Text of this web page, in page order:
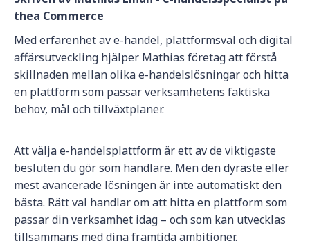
thea Commerce
Med erfarenhet av e-handel, plattformsval och digital
affärsutveckling hjälper Mathias företag att förstå
skillnaden mellan olika e-handelslösningar och hitta
en plattform som passar verksamhetens faktiska
behov, mål och tillväxtplaner.
Att välja e-handelsplattform är ett av de viktigaste
besluten du gör som handlare. Men den dyraste eller
mest avancerade lösningen är inte automatiskt den
bästa. Rätt val handlar om att hitta en plattform som
passar din verksamhet idag – och som kan utvecklas
tillsammans med dina framtida ambitioner.